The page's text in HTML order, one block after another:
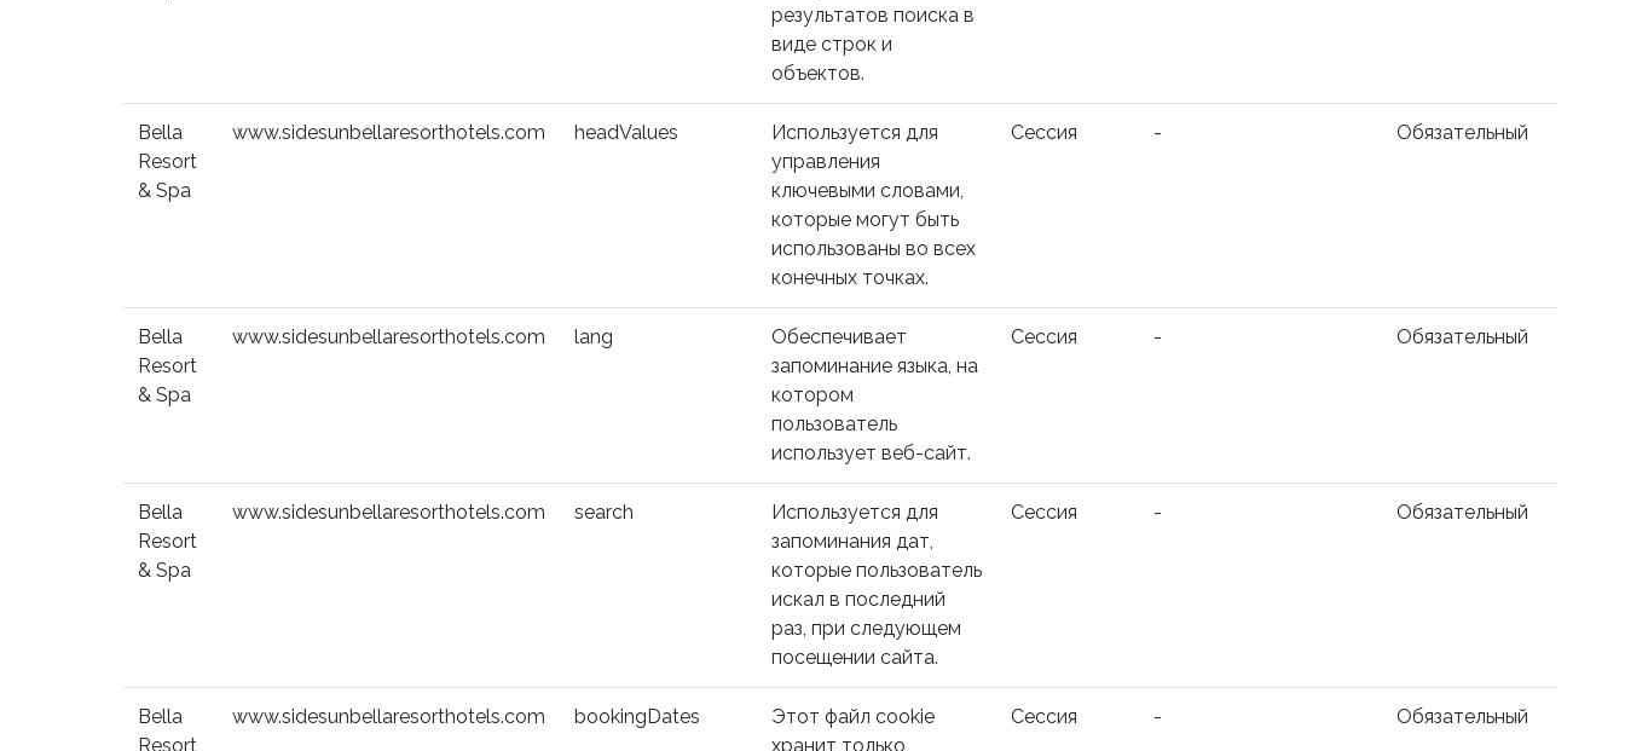
результатов поиска в
виде строк и
объектов.
Bella
Resort
& Spa
www.sidesunbellaresorthotels.com headValues
Используется для
управления
ключевыми словами,
которые могут быть
использованы во всех
конечных точках.
Сессия - Обязательный
Bella
Resort
& Spa
www.sidesunbellaresorthotels.com lang
Обеспечивает
запоминание языка, на
котором
пользователь
использует веб-сайт.
Сессия - Обязательный
Bella
Resort
& Spa
www.sidesunbellaresorthotels.com search
Используется для
запоминания дат,
которые пользователь
искал в последний
раз, при следующем
посещении сайта.
Сессия - Обязательный
Bella
Resort
www.sidesunbellaresorthotels.com bookingDates
Этот файл cookie
хранит только
Сессия - Обязательный